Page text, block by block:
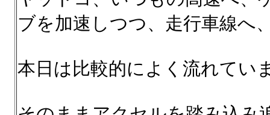
ブを加速しつつ、走行車線へ
本日は比較的によく流れてい